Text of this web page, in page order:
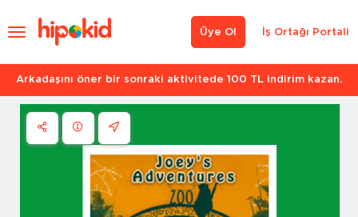
İş Ortağı Portali
Üye Ol
Arkadaşını öner bir sonraki aktivitede 100 TL indirim kazan.